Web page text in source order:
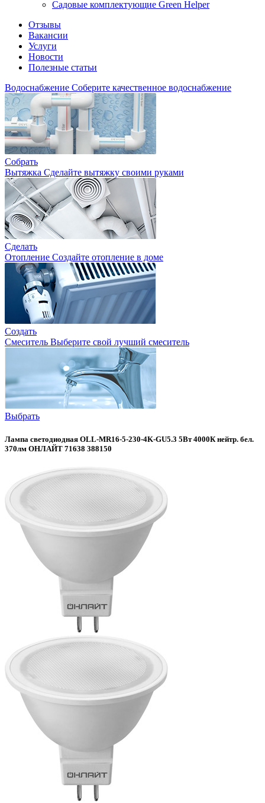
Садовые комплектующие Green Helper
Отзывы
Вакансии
Услуги
Новости
Полезные статьи
Водоснабжение Соберите качественное водоснабжение
Собрать
Вытяжка Сделайте вытяжку своими руками
Сделать
Отопление Создайте отопление в доме
Создать
Смеситель Выберите свой лучший смеситель
Выбрать
Лампа светодиодная OLL-MR16-5-230-4K-GU5.3 5Вт 4000К нейтр. бел.
370лм ОНЛАЙТ 71638 388150